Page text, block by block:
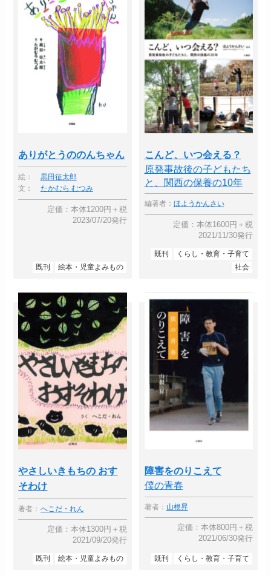
ありがとうののんちゃん
絵：
黒田征太郎
文：
たかむら むつみ
定価：本体1200円＋税
2023/07/20発行
既刊 絵本・児童よみもの
こんど、いつ会える？
原発事故後の子どもたち
と、関西の保養の10年
編著者： ほようかんさい
定価：本体1600円＋税
2021/11/30発行
既刊
くらし・教育・子育て
社会
やさしいきもちの おす
そわけ
著者： へこだ・れん
定価：本体1300円＋税
2021/09/20発行
既刊 絵本・児童よみもの
障害をのりこえて
僕の青春
著者： 山根昇
定価：本体800円＋税
2021/06/30発行
既刊 くらし・教育・子育て